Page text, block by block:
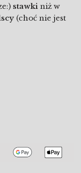
stawki niż w
(choć nie jest